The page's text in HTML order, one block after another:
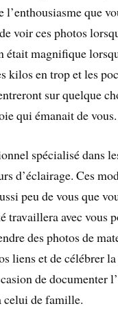
l’enthousiasme que
voir ces photos
était magnifique
kilos en trop et les
sur quelque
qui émanait de
spécialisé dans
d’éclairage. Ces
peu de vous que
travaillera avec vous
des photos de
liens et de célébrer
de documenter
celui de famille.